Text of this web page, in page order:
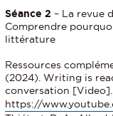
Séance 2 – La revue
Comprendre
littérature
Ressources
(2024). Writing is
conversation [Video].
https://